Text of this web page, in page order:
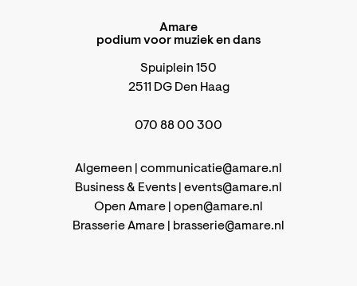
Amare
podium voor muziek en dans
Spuiplein 150
2511 DG Den Haag
070 88 00 300
Algemeen | communicatie@amare.nl
Business & Events | events@amare.nl
Open Amare | open@amare.nl
Brasserie Amare |
brasserie@amare.nl